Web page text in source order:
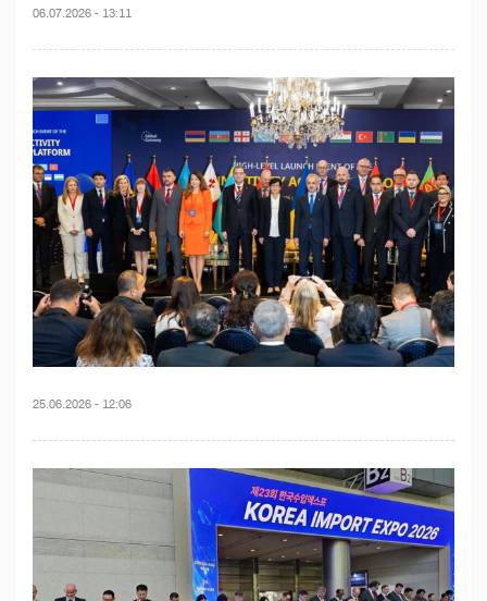
06.07.2026 - 13:11
25.06.2026 - 12:06